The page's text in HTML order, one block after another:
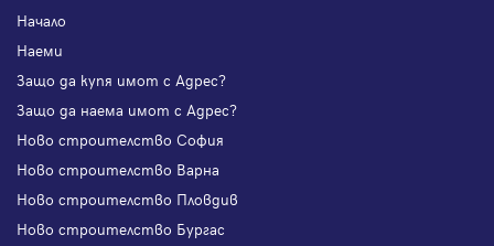
Начало
Наеми
Защо да купя имот с Адрес?
Защо да наема имот с Адрес?
Ново строителство София
Ново строителство Варна
Ново строителство Пловдив
Ново строителство Бургас